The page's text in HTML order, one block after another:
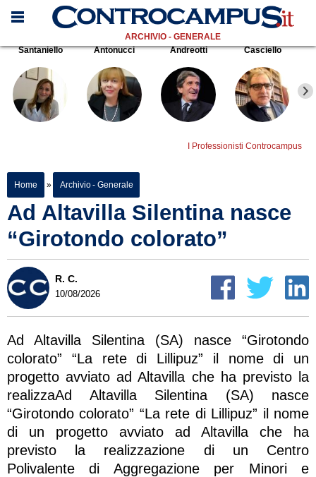
ARCHIVIO - GENERALE
Santaniello
Antonucci Andreotti Casciello
I Professionisti Controcampus
Home » Archivio - Generale
Ad Altavilla Silentina nasce
“Girotondo colorato”
R. C.
10/08/2026
Ad Altavilla Silentina (SA) nasce “Girotondo
colorato” “La rete di Lillipuz” il nome di un
progetto avviato ad Altavilla che ha previsto la
realizzaAd Altavilla Silentina (SA) nasce
“Girotondo colorato” “La rete di Lillipuz” il nome
di un progetto avviato ad Altavilla che ha
previsto la realizzazione di un Centro
Polivalente di Aggregazione per Minori e